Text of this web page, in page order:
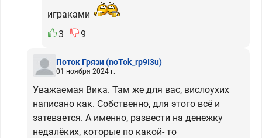
играками
3
9
Поток Грязи(noTok_rp9I3u)
01 ноября 2024 г.
Уважаемая Вика. Там же для вас, вислоухих
написано как. Собственно, для этого всё и
затевается. А именно, развести на денежку
недалёких, которые по какой- то